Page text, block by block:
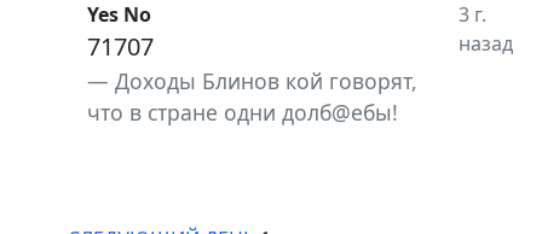
Yes No
71707
Доходы Блинов кой говорят,
что в стране одни долб@ебы!
3 г.
назад